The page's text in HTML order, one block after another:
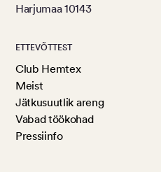
Harjumaa 10143
ETTEVÕTTEST
Club Hemtex
Meist
Jätkusuutlik areng
Vabad töökohad
Pressiinfo